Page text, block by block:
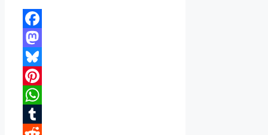
Facebook
Mastodon
Bluesky
Pinterest
WhatsApp